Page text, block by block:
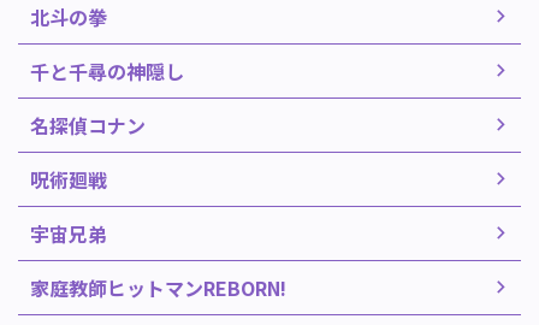
北斗の拳
千と千尋の神隠し
名探偵コナン
呪術廻戦
宇宙兄弟
家庭教師ヒットマンREBORN!